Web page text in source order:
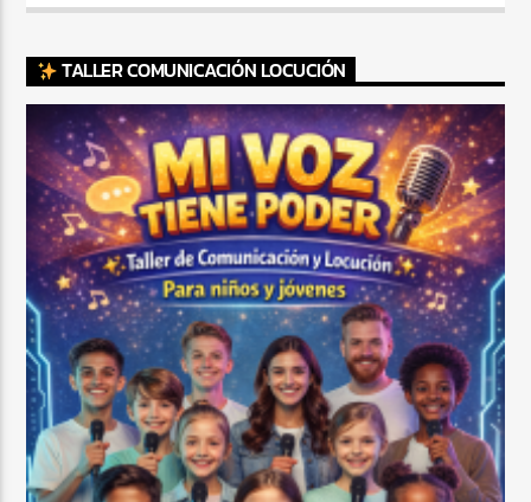
TALLER COMUNICACIÓN LOCUCIÓN